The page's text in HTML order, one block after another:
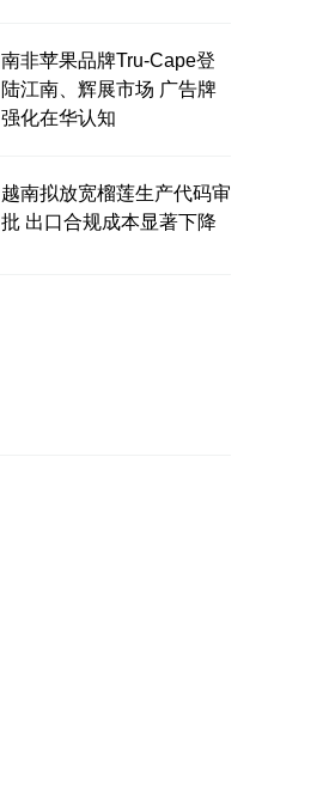
南非苹果品牌Tru-Cape登
陆江南、辉展市场 广告牌
强化在华认知
越南拟放宽榴莲生产代码审
批 出口合规成本显著下降